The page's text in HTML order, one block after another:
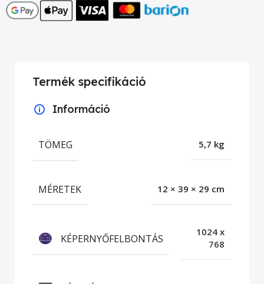
Termék specifikáció
Információ
TÖMEG 5,7 kg
MÉRETEK 12 × 39 × 29 cm
KÉPERNYŐFELBONTÁS
1024 x
768